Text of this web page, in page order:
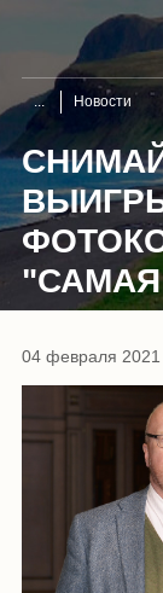
Новости
04 февраля 2021